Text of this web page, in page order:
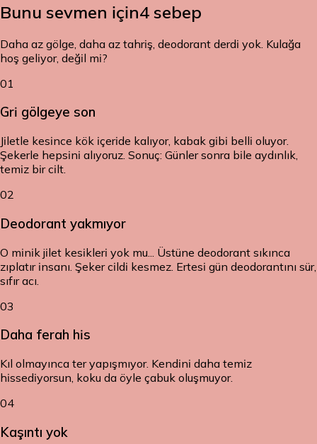
Bunu sevmen için4 sebep
Daha az gölge, daha az tahriş, deodorant derdi yok. Kulağa
hoş geliyor, değil mi?
01
Gri gölgeye son
Jiletle kesince kök içeride kalıyor, kabak gibi belli oluyor.
Şekerle hepsini alıyoruz. Sonuç: Günler sonra bile aydınlık,
temiz bir cilt.
02
Deodorant yakmıyor
O minik jilet kesikleri yok mu... Üstüne deodorant sıkınca
zıplatır insanı. Şeker cildi kesmez. Ertesi gün deodorantını sür,
sıfır acı.
03
Daha ferah his
Kıl olmayınca ter yapışmıyor. Kendini daha temiz
hissediyorsun, koku da öyle çabuk oluşmuyor.
04
Kaşıntı yok